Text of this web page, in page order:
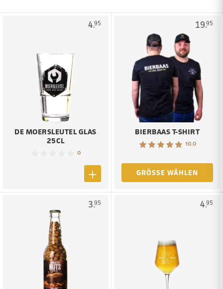
4.95
DE MOERSLEUTEL GLAS
25CL
0
19.95
BIERBAAS T-SHIRT
10.0
GRÖSSE WÄHLEN
3.95 4.95